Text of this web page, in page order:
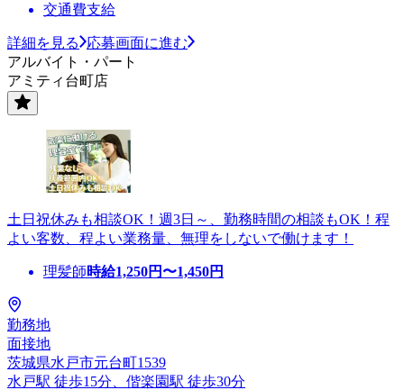
交通費支給
詳細を見る
応募画面に進む
アルバイト・パート
アミティ台町店
土日祝休みも相談OK！週3日～、勤務時間の相談もOK！程
よい客数、程よい業務量、無理をしないで働けます！
理髪師時給1,250円〜1,450円
勤務地
面接地
茨城県水戸市元台町1539
水戸駅 徒歩15分、偕楽園駅 徒歩30分